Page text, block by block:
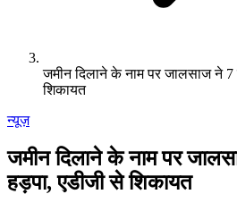
जमीन दिलाने के नाम पर जालसाज ने
शिकायत
न्यूज़
जमीन दिलाने के नाम पर
हड़पा, एडीजी से शिकायत